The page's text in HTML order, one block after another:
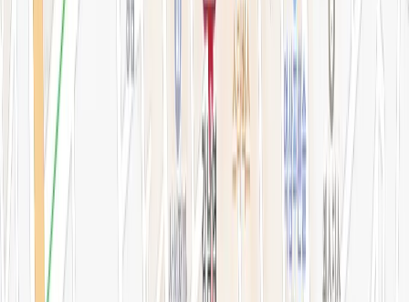
지난 예약 조회